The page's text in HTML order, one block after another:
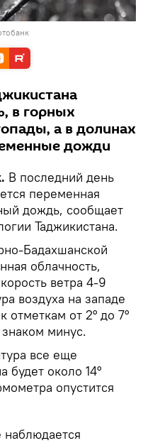
в горных
а в долинах
дожди
В последний день
переменная
дождь, сообщает
Таджикистана.
Бадахшанской
облачность,
ветра 4-9
воздуха на западе
отметкам от 2° до 7°
минус.
все еще
будет около 14°
опустится
наблюдается